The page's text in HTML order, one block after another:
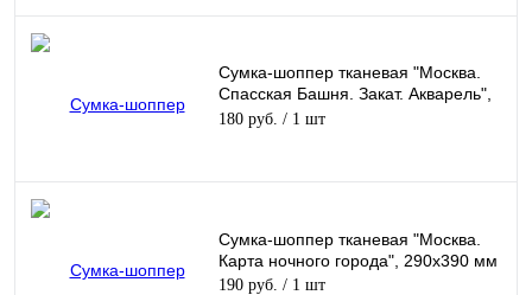
Сумка-шоппер тканевая "Москва.
Спасская Башня. Закат. Акварель",
260х260 мм
180 руб. / 1 шт
Сумка-шоппер тканевая "Москва.
Карта ночного города", 290х390 мм
190 руб. / 1 шт